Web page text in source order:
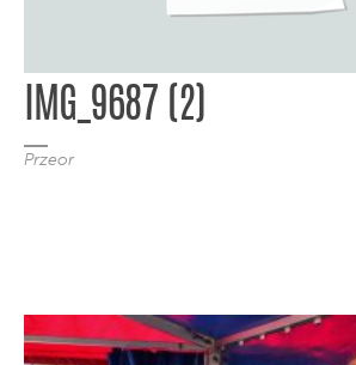
IMG_9687 (2)
Przeor